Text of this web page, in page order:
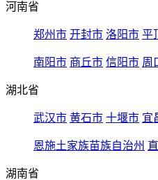
河南省
郑州市 开封市 洛阳市 平
南阳市 商丘市 信阳市 周
湖北省
武汉市 黄石市 十堰市 宜
恩施土家族苗族自治州
湖南省